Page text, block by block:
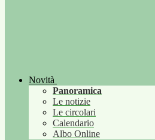
Novità
Panoramica
Le notizie
Le circolari
Calendario
Albo Online